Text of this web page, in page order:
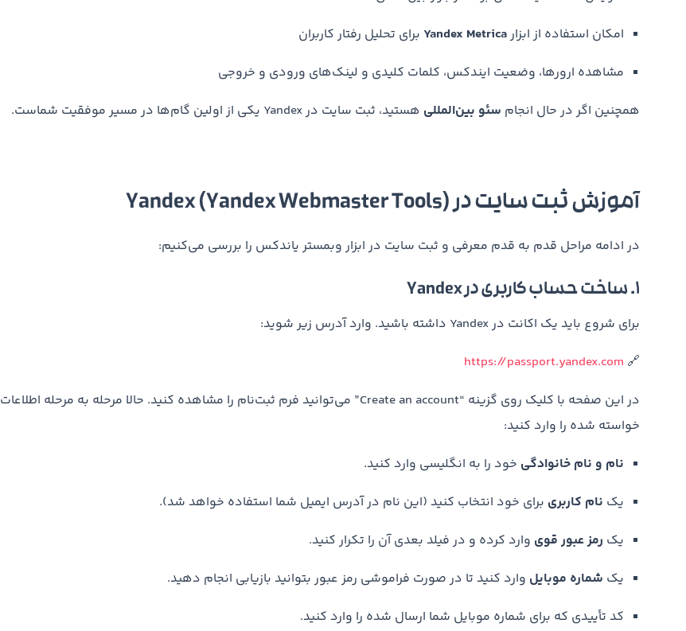
امکان استفاده از ابزارYandex Metrica برای تحلیل رفتار کاربران
مشاهده ارورها، وضعیت ایندکس، کلمات کلیدی و لینک‌های ورودی و خروجی
همچنین اگر در حال انجام سئو بین‌المللی هستید، ثبت سایت در Yandex یکی از اولین گام‌ها در مسیر موفقیت شماست.
آموزش ثبت سایت در Yandex (Yandex Webmaster Tools)
در ادامه مراحل قدم به قدم معرفی و ثبت سایت در ابزار وبمستر یاندکس را بررسی می‌کنیم:
1. ساخت حساب کاربری در Yandex
برای شروع باید یک اکانت در Yandex داشته باشید. وارد آدرس زیر شوید:
🔗
https://passport.yandex.com
در این صفحه با کلیک روی گزینه “Create an account” می‌توانید فرم ثبت‌نام را مشاهده کنید. حالا مرحله به مرحله اطلاعات
خواسته شده را وارد کنید:
نام و نام خانوادگی خود را به انگلیسی وارد کنید.
یک نام کاربری برای خود انتخاب کنید (این نام در آدرس ایمیل شما استفاده خواهد شد).
یک رمز عبور قوی وارد کرده و در فیلد بعدی آن را تکرار کنید.
یک شماره موبایل وارد کنید تا در صورت فراموشی رمز عبور بتوانید بازیابی انجام دهید.
کد تأییدی که برای شماره موبایل شما ارسال شده را وارد کنید.